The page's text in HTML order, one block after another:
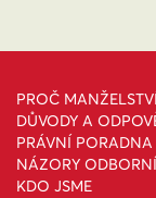
PROČ MANŽELSTVÍ
DŮVODY A
PRÁVNÍ PORADNA
NÁZORY
KDO JSME